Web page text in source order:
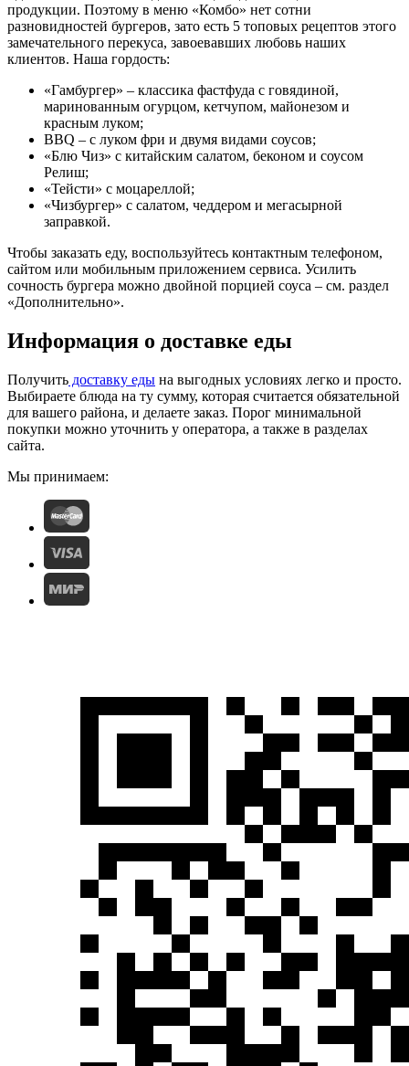
продукции. Поэтому в меню «Комбо» нет сотни
разновидностей бургеров, зато есть 5 топовых рецептов этого
замечательного перекуса, завоевавших любовь наших
клиентов. Наша гордость:
«Гамбургер» – классика фастфуда с говядиной,
маринованным огурцом, кетчупом, майонезом и
красным луком;
BBQ – с луком фри и двумя видами соусов;
«Блю Чиз» с китайским салатом, беконом и соусом
Релиш;
«Тейсти» с моцареллой;
«Чизбургер» с салатом, чеддером и мегасырной
заправкой.
Чтобы заказать еду, воспользуйтесь контактным телефоном,
сайтом или мобильным приложением сервиса. Усилить
сочность бургера можно двойной порцией соуса – см. раздел
«Дополнительно».
Информация о доставке еды
Получить доставку еды на выгодных условиях легко и просто.
Выбираете блюда на ту сумму, которая считается обязательной
для вашего района, и делаете заказ. Порог минимальной
покупки можно уточнить у оператора, а также в разделах
сайта.
Мы принимаем: